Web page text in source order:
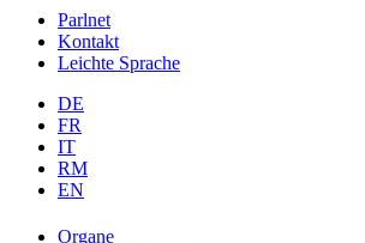
Parlnet
Kontakt
Leichte Sprache
DE
FR
IT
RM
EN
Organe